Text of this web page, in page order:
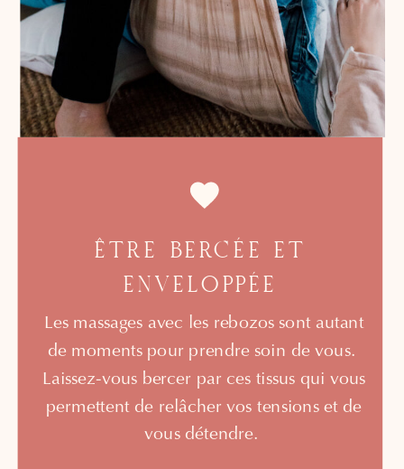
ÊTRE BERCÉE ET
ENVELOPPÉE
Les massages avec les rebozos sont autant
de moments pour prendre soin de vous.
Laissez-vous bercer par ces tissus qui vous
permettent de relâcher vos tensions et de
vous détendre.